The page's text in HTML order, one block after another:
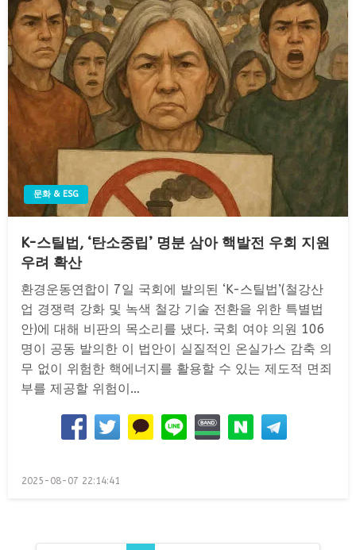
문화 & ESG
K-스틸법, ‘탄소중립’ 명분 삼아 핵발전 우회 지원
우려 확산
환경운동연합이 7일 국회에 발의된 ‘K-스틸법’(철강산
업 경쟁력 강화 및 녹색 철강 기술 전환을 위한 특별법
안)에 대해 비판의 목소리를 냈다. 국회 여야 의원 106
명이 공동 발의한 이 법안이 실질적인 온실가스 감축 의
무 없이 위험한 핵에너지를 활용할 수 있는 제도적 면죄
부를 제공할 위험이…
Posted
2025-08-07 22:14:41
글